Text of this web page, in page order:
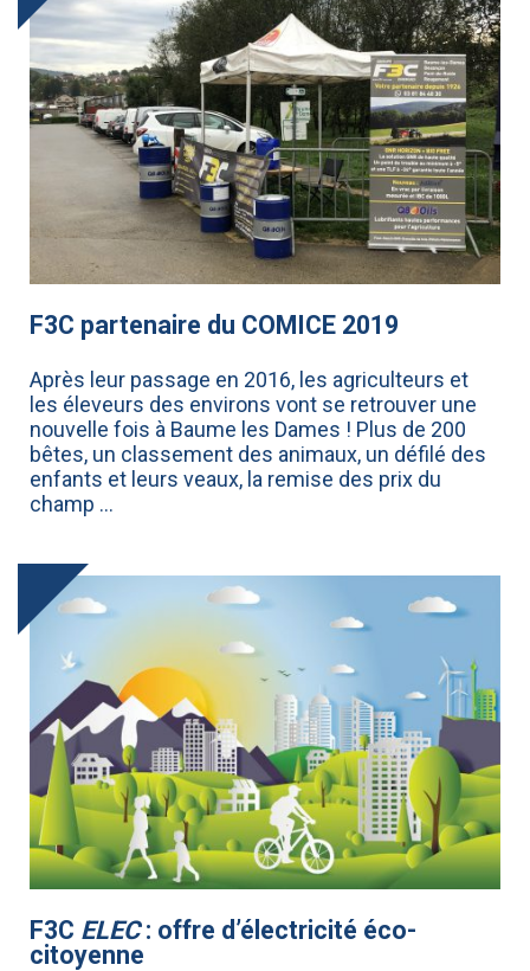
F3C partenaire du COMICE 2019
Après leur passage en 2016, les agriculteurs et
les éleveurs des environs vont se retrouver une
nouvelle fois à Baume les Dames ! Plus de 200
bêtes, un classement des animaux, un défilé des
enfants et leurs veaux, la remise des prix du
champ ...
F3C ELEC: offre d’électricité éco-
citoyenne